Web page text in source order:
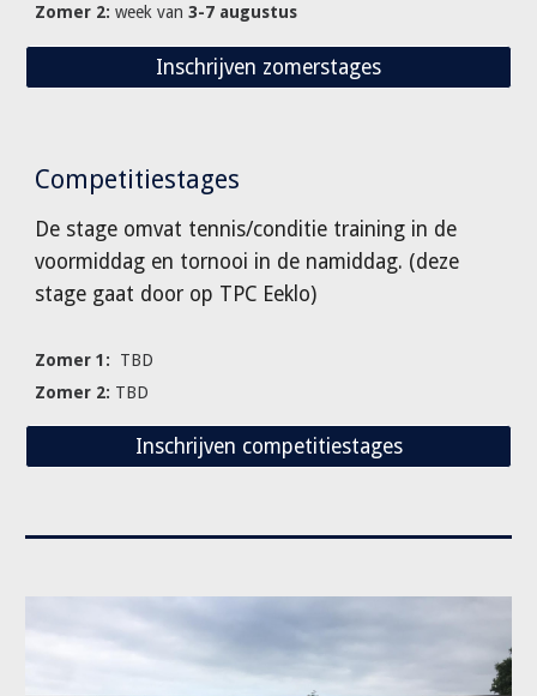
Zomer 2: week van3-7 augustus
Inschrijven zomerstages
Competitiestages
De stage omvat tennis/conditie training in de
voormiddag en tornooi in de namiddag. (deze
stage gaat door op TPC Eeklo)
Zomer 1: TBD
Zomer 2: TBD
Inschrijven competitiestages